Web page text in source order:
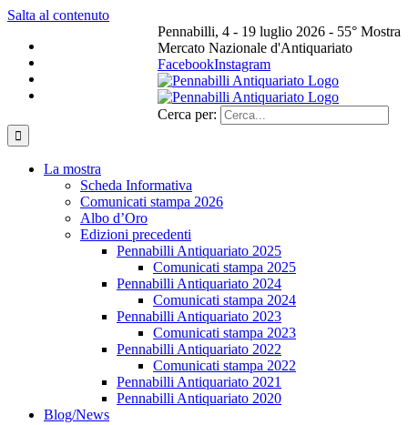
Salta al contenuto
Pennabilli, 4 - 19 luglio 2026 - 55° Mostra
Mercato Nazionale d'Antiquariato
FacebookInstagram
Cerca per:
La mostra
Scheda Informativa
Comunicati stampa 2026
Albo d’Oro
Edizioni precedenti
Pennabilli Antiquariato 2025
Comunicati stampa 2025
Pennabilli Antiquariato 2024
Comunicati stampa 2024
Pennabilli Antiquariato 2023
Comunicati stampa 2023
Pennabilli Antiquariato 2022
Comunicati stampa 2022
Pennabilli Antiquariato 2021
Pennabilli Antiquariato 2020
Blog/News